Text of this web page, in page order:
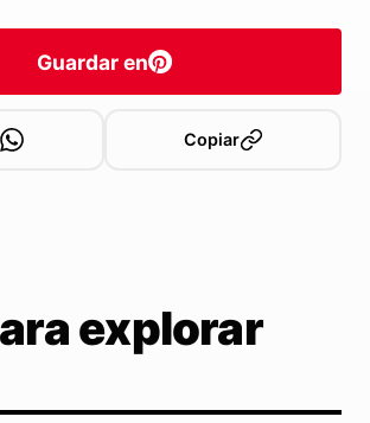
Guardar en
Copiar
explorar